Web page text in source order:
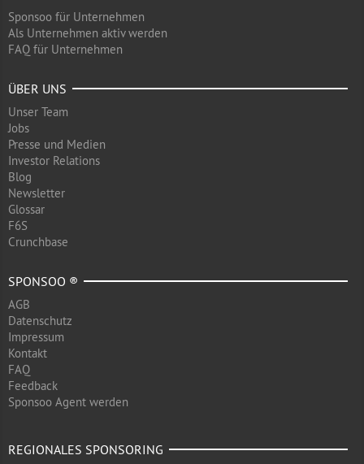
Sponsoo für Unternehmen
Als Unternehmen aktiv werden
FAQ für Unternehmen
ÜBER UNS
Unser Team
Jobs
Presse und Medien
Investor Relations
Blog
Newsletter
Glossar
F6S
Crunchbase
SPONSOO ®
AGB
Datenschutz
Impressum
Kontakt
FAQ
Feedback
Sponsoo Agent werden
REGIONALES SPONSORING